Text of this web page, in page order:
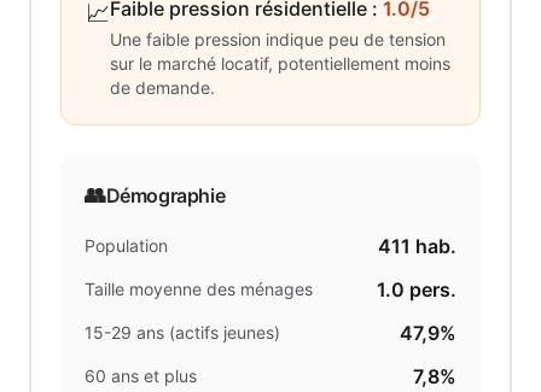
📈Faible pression résidentielle : 1.0/5
Une faible pression indique peu de tension
sur le marché locatif, potentiellement moins
de demande.
👥Démographie
Population 411 hab.
Taille moyenne des ménages 1.0 pers.
15-29 ans (actifs jeunes) 47,9%
60 ans et plus 7,8%